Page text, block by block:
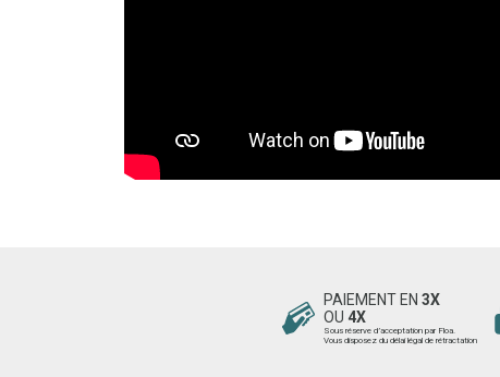
PAIEMENT EN 3X
OU 4X
Sous réserve d’acceptation par Floa.
Vous disposez du délai légal de rétractation